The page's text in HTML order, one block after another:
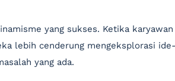
yang sukses. Ketika
lebih cenderung mengeksplorasi
yang ada.